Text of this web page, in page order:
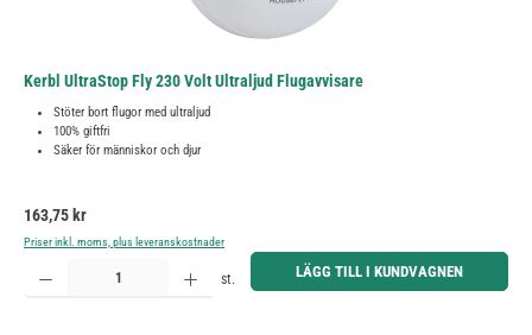
Kerbl UltraStop Fly 230 Volt Ultraljud Flugavvisare
Stöter bort flugor med ultraljud
100% giftfri
Säker för människor och djur
Ordinarie pris:
163,75 kr
Priser inkl. moms, plus leveranskostnader
Produktkvantitet: Ange önskat belopp eller använd knapparna för att öka eller minska kvantiteten.
st. LÄGG TILL I KUNDVAGNEN